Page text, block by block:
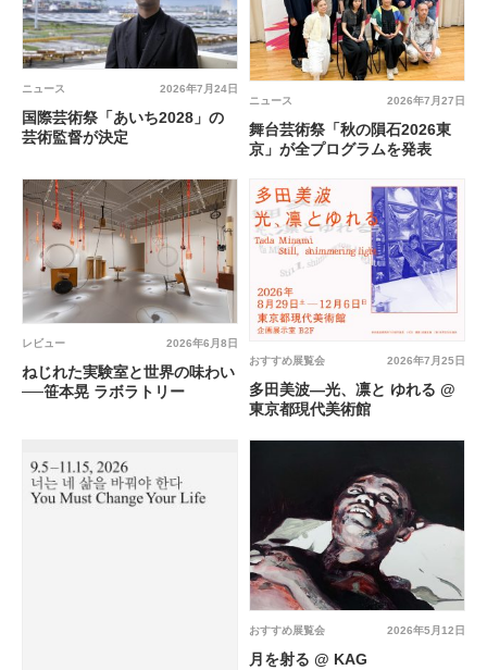
2026年7月24日
ニュース
国際芸術祭「あいち2028」の
芸術監督が決定
2026年7月27日
ニュース
舞台芸術祭「秋の隕石2026東
京」が全プログラムを発表
2026年6月8日
レビュー
ねじれた実験室と世界の味わい
──笹本晃 ラボラトリー
2026年7月25日
おすすめ展覧会
多田美波―光、凛と ゆれる @
東京都現代美術館
2026年5月12日
おすすめ展覧会
月を射る @ KAG